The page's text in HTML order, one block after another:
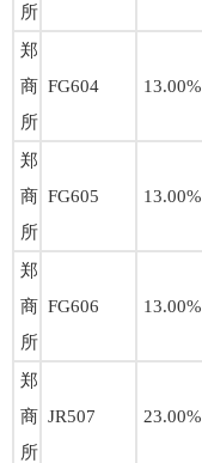
所
郑
商
所
FG604 13.00%
郑
商
所
FG605 13.00%
郑
商
所
FG606 13.00%
郑
商
所
JR507 23.00%